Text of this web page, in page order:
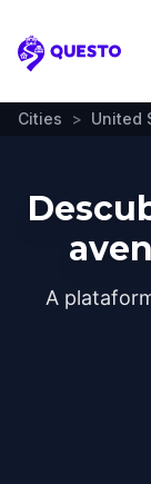
Questo
Cities > United
A